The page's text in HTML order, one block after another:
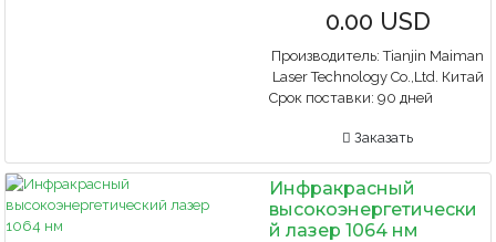
0.00 USD
Производитель:Tianjin Maiman
Laser Technology Co.,Ltd. Китай
Срок поставки: 90 дней
Заказать
Инфракрасный
высокоэнергетически
й лазер 1064 нм